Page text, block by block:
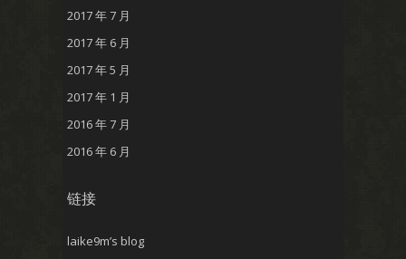
2017 年 7 月
2017 年 6 月
2017 年 5 月
2017 年 1 月
2016 年 7 月
2016 年 6 月
链接
laike9m’s blog